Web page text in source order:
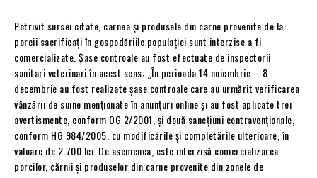
Potrivit sursei citate, carnea și produsele din carne provenite de la
porcii sacrificați în gospodăriile populației sunt interzise a fi
comercializate. Șase controale au fost efectuate de inspectorii
sanitari veterinari în acest sens: „În perioada 14 noiembrie – 8
decembrie au fost realizate șase controale care au urmărit verificarea
vânzării de suine menționate în anunțuri online și au fost aplicate trei
avertismente, conform OG 2/2001, și două sancțiuni contravenționale,
conform HG 984/2005, cu modificările și completările ulterioare, în
valoare de 2.700 lei. De asemenea, este interzisă comercializarea
porcilor, cărnii și produselor din carne provenite din zonele de